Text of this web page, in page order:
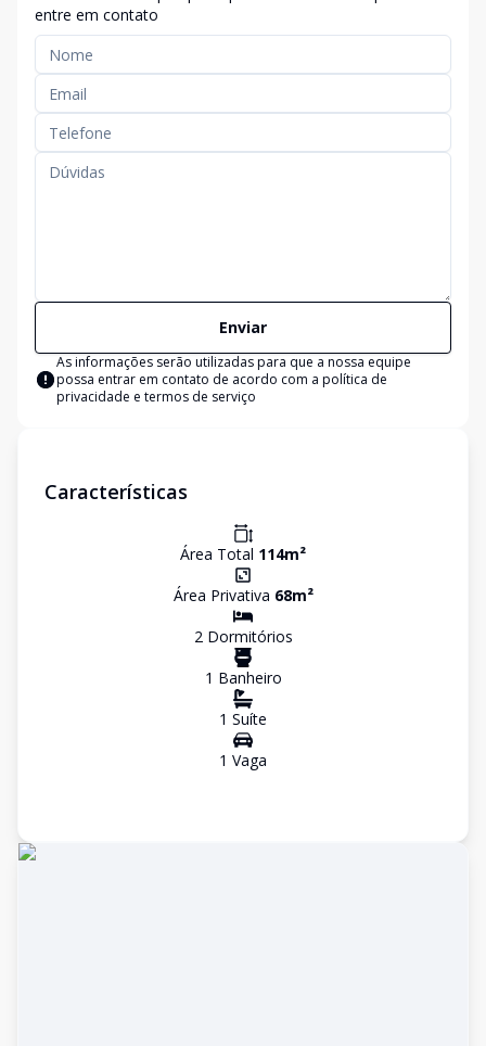
entre em contato
Enviar
As informações serão utilizadas para que a nossa equipe
possa entrar em contato de acordo com a política de
privacidade e termos de serviço
Características
Área Total 114m²
Área Privativa 68m²
2Dormitórios
1 Banheiro
1 Suíte
1 Vaga